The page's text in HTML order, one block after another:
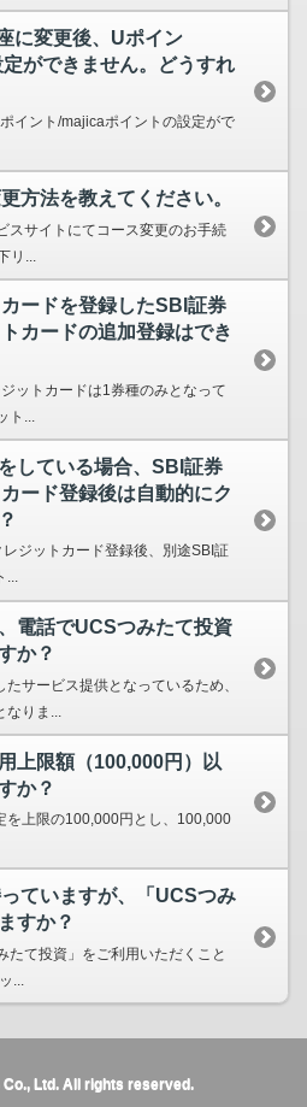
に変更後、Uポイン
ができません。どうすれ
イント/majicaポイントの設定がで
方法を教えてください。
スサイトにてコース変更のお手続
...
ードを登録したSBI証券
カードの追加登録はでき
ットカードは1券種のみとなって
ト...
している場合、SBI証券
ード登録後は自動的にク
ジットカード登録後、別途SBI証
...
電話でUCSつみたて投資
か？
サービス提供となっているため、
りま...
上限額（100,000円）以
か？
を上限の100,000円とし、100,000
ていますが、「UCSつみ
すか？
たて投資」をご利用いただくこと
...
Ltd. All rights reserved.